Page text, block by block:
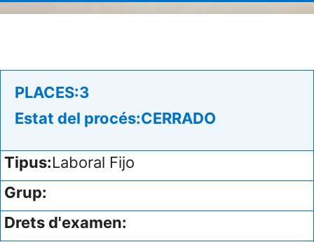
PLACES:3
Estat del procés:CERRADO
Tipus:Laboral Fijo
Grup:
Drets d'examen: